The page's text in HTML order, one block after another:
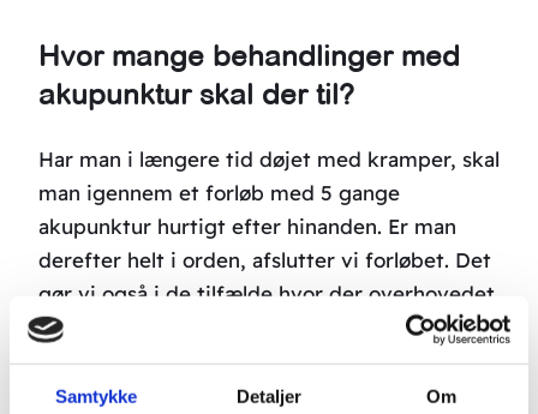
Samtykke Detaljer Om
Hvor mange behandlinger med
akupunktur skal der til?
Har man i længere tid døjet med kramper, skal
man igennem et forløb med 5 gange
akupunktur hurtigt efter hinanden. Er man
derefter helt i orden, afslutter vi forløbet. Det
gør vi også i de tilfælde hvor der overhovedet
ikke er nogen bedring. Er det bedre efter de 5
gange, men ikke helt godt, vil vi gerne
behandle mere.